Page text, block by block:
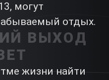
могут
отдых.
ВЫХОД
жизни найти